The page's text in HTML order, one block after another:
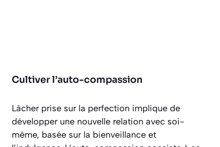
Cultiver l’auto-compassion
Lâcher prise sur la perfection implique de
développer une nouvelle relation avec soi-
même, basée sur la bienveillance et